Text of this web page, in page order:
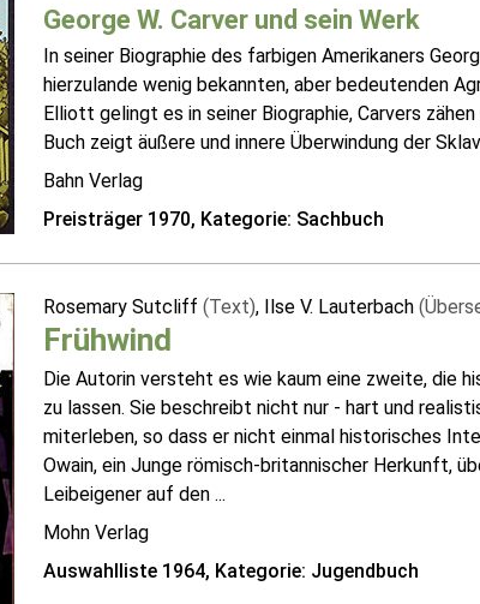
George W. Carver und sein Werk
In seiner Biographie des farbigen Amerikaners
hierzulande wenig bekannten, aber bedeutenden
Elliott gelingt es in seiner Biographie, Carvers
Buch zeigt äußere und innere Überwindung der
Bahn Verlag
Preisträger 1970, Kategorie: Sachbuch
Rosemary Sutcliff (Text), Ilse V. Lauterbach
Frühwind
Die Autorin versteht es wie kaum eine zweite, die
zu lassen. Sie beschreibt nicht nur - hart und
miterleben, so dass er nicht einmal historisches
Owain, ein Junge römisch-britannischer Herkunft,
Leibeigener auf den ...
Mohn Verlag
Auswahlliste 1964, Kategorie: Jugendbuch